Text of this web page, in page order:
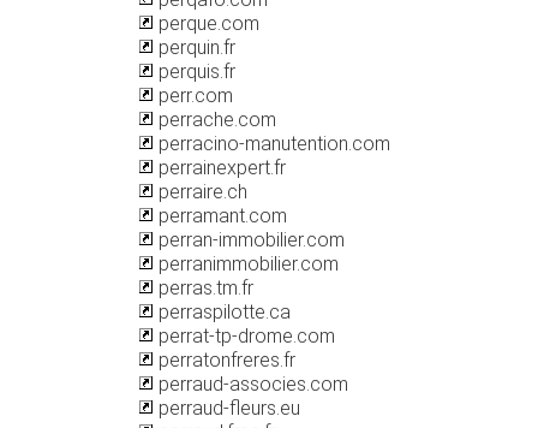
perque.com
perquin.fr
perquis.fr
perr.com
perrache.com
perracino-manutention.com
perrainexpert.fr
perraire.ch
perramant.com
perran-immobilier.com
perranimmobilier.com
perras.tm.fr
perraspilotte.ca
perrat-tp-drome.com
perratonfreres.fr
perraud-associes.com
perraud-fleurs.eu